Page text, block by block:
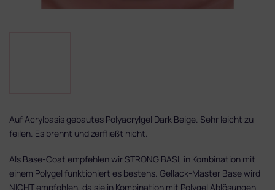
Auf Acrylbasis gebautes Polyacrylgel Dark Beige. Sehr leicht zu
feilen. Es brennt und zerfließt nicht.
Als Base-Coat empfehlen wir STRONG BASI, in Kombination mit
einem Polygel funktioniert es bestens. Gellack-Master Base wird
NICHT empfohlen, da sie in Kombination mit Polygel Ablösungen